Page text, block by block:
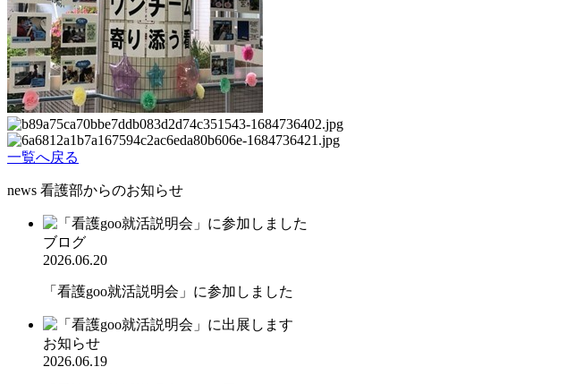
一覧へ戻る
news 看護部からのお知らせ
ブログ
2026.06.20
「看護goo就活説明会」に参加しました
お知らせ
2026.06.19